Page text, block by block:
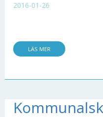
2016-01-26
LÄS MER